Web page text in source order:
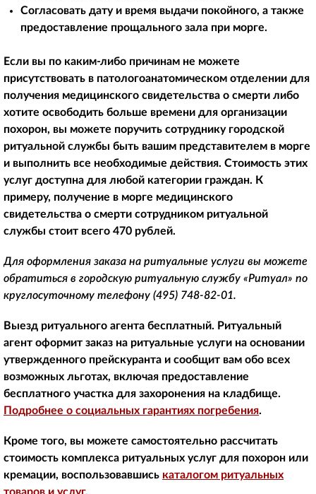
Согласовать дату и время выдачи покойного, а также
предоставление прощального зала при морге.
Если вы по каким-либо причинам не можете
присутствовать в патологоанатомическом отделении для
получения медицинского свидетельства о смерти либо
хотите освободить больше времени для организации
похорон, вы можете поручить сотруднику городской
ритуальной службы быть вашим представителем в морге
и выполнить все необходимые действия. Стоимость этих
услуг доступна для любой категории граждан. К
примеру, получение в морге медицинского
свидетельства о смерти сотрудником ритуальной
службы стоит всего 470 рублей.
Для оформления заказа на ритуальные услуги вы можете
обратиться в городскую ритуальную службу «Ритуал» по
круглосуточному телефону (495) 748-82-01.
Выезд ритуального агента бесплатный. Ритуальный
агент оформит заказ на ритуальные услуги на основании
утвержденного прейскуранта и сообщит вам обо всех
возможных льготах, включая предоставление
бесплатного участка для захоронения на кладбище.
Подробнее о социальных гарантиях погребения.
Кроме того, вы можете самостоятельно рассчитать
стоимость комплекса ритуальных услуг для похорон или
кремации, воспользовавшись каталогом ритуальных